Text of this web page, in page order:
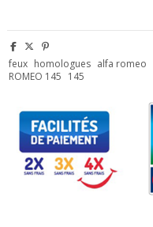
feux homologues alfa romeo
ROMEO 145 145